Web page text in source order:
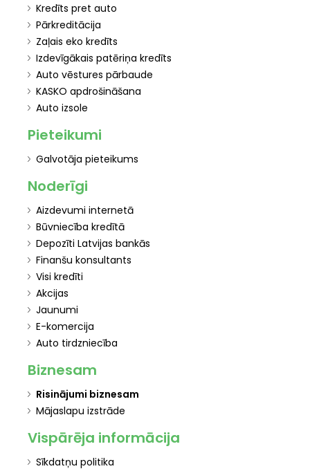
Kredīts pret auto
Pārkreditācija
Zaļais eko kredīts
Izdevīgākais patēriņa kredīts
Auto vēstures pārbaude
KASKO apdrošināšana
Auto izsole
Pieteikumi
Galvotāja pieteikums
Noderīgi
Aizdevumi internetā
Būvniecība kredītā
Depozīti Latvijas bankās
Finanšu konsultants
Visi kredīti
Akcijas
Jaunumi
E-komercija
Auto tirdzniecība
Biznesam
Risinājumi biznesam
Mājaslapu izstrāde
Vispārēja informācija
Sīkdatņu politika